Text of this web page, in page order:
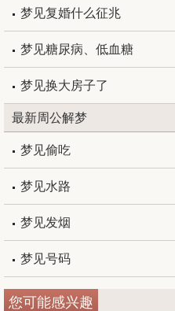
梦见复婚什么征兆
梦见糖尿病、低血糖
梦见换大房子了
最新周公解梦
梦见偷吃
梦见水路
梦见发烟
梦见号码
您可能感兴趣